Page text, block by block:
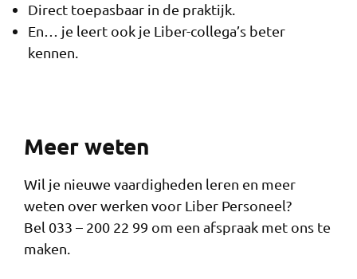
Direct toepasbaar in de praktijk.
En… je leert ook je Liber-collega’s beter
kennen.
Meer weten
Wil je nieuwe vaardigheden leren en meer
weten over werken voor Liber Personeel?
Bel 033 – 200 22 99 om een afspraak met ons te
maken.